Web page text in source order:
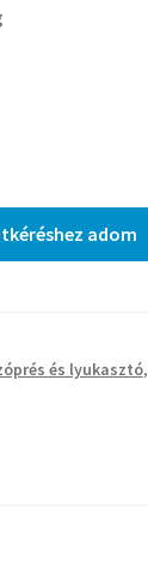
adom
és lyukasztó,